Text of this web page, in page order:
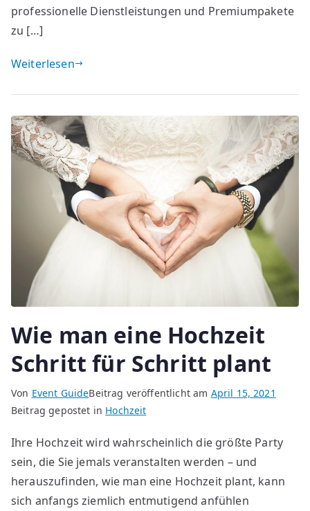
professionelle Dienstleistungen und Premiumpakete
zu […]
Weiterlesen
Wie man eine Hochzeit
Schritt für Schritt plant
Von Event GuideBeitrag veröffentlicht am April 15, 2021
Beitrag gepostet in Hochzeit
Ihre Hochzeit wird wahrscheinlich die größte Party
sein, die Sie jemals veranstalten werden – und
herauszufinden, wie man eine Hochzeit plant, kann
sich anfangs ziemlich entmutigend anfühlen